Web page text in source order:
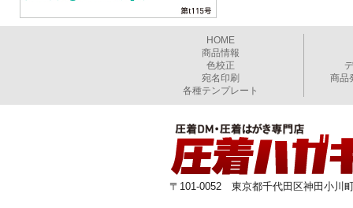
HOME
商品情報
色校正
宛名印刷
各種テンプレート
商品
〒101-0052 東京都千代田区神田小川